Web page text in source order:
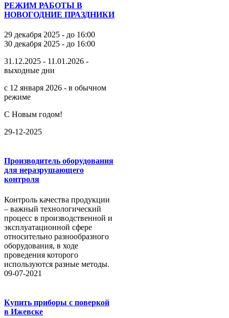
РЕЖИМ РАБОТЫ В
НОВОГОДНИЕ ПРАЗДНИКИ
29 декабря 2025 - до 16:00
30 декабря 2025 - до 16:00
31.12.2025 - 11.01.2026 -
выходные дни
с 12 января 2026 - в обычном
режиме
С Новым годом!
29-12-2025
Производитель оборудования
для неразрушающего
контроля
Контроль качества продукции
– важный технологический
процесс в производственной и
эксплуатационной сфере
относительно разнообразного
оборудования, в ходе
проведения которого
используются разные методы.
09-07-2021
Купить приборы с поверкой
в Ижевске